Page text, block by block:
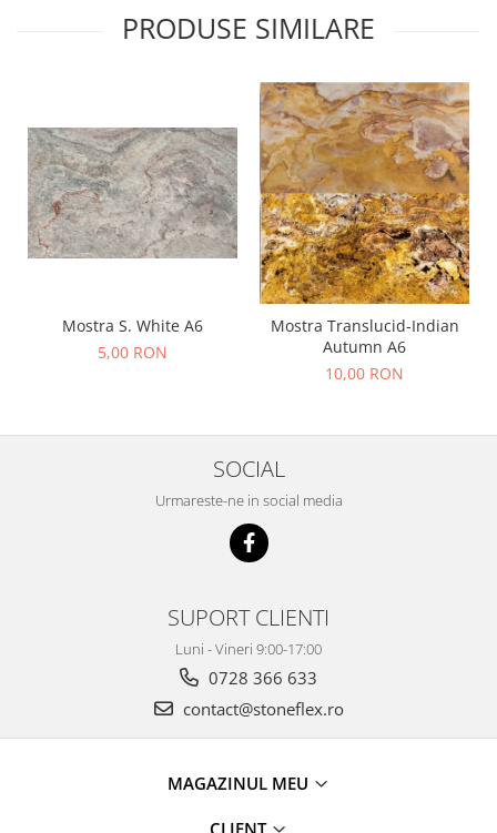
PRODUSE SIMILARE
Mostra S. White A6
5,00 RON
Mostra Translucid-Indian
Autumn A6
10,00 RON
SOCIAL
Urmareste-ne in social media
SUPORT CLIENTI
Luni - Vineri 9:00-17:00
0728 366 633
contact@stoneflex.ro
MAGAZINUL MEU